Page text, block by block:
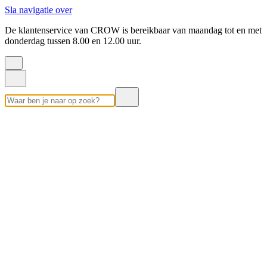
Sla navigatie over
De klantenservice van CROW is bereikbaar van maandag tot en met
donderdag tussen 8.00 en 12.00 uur.